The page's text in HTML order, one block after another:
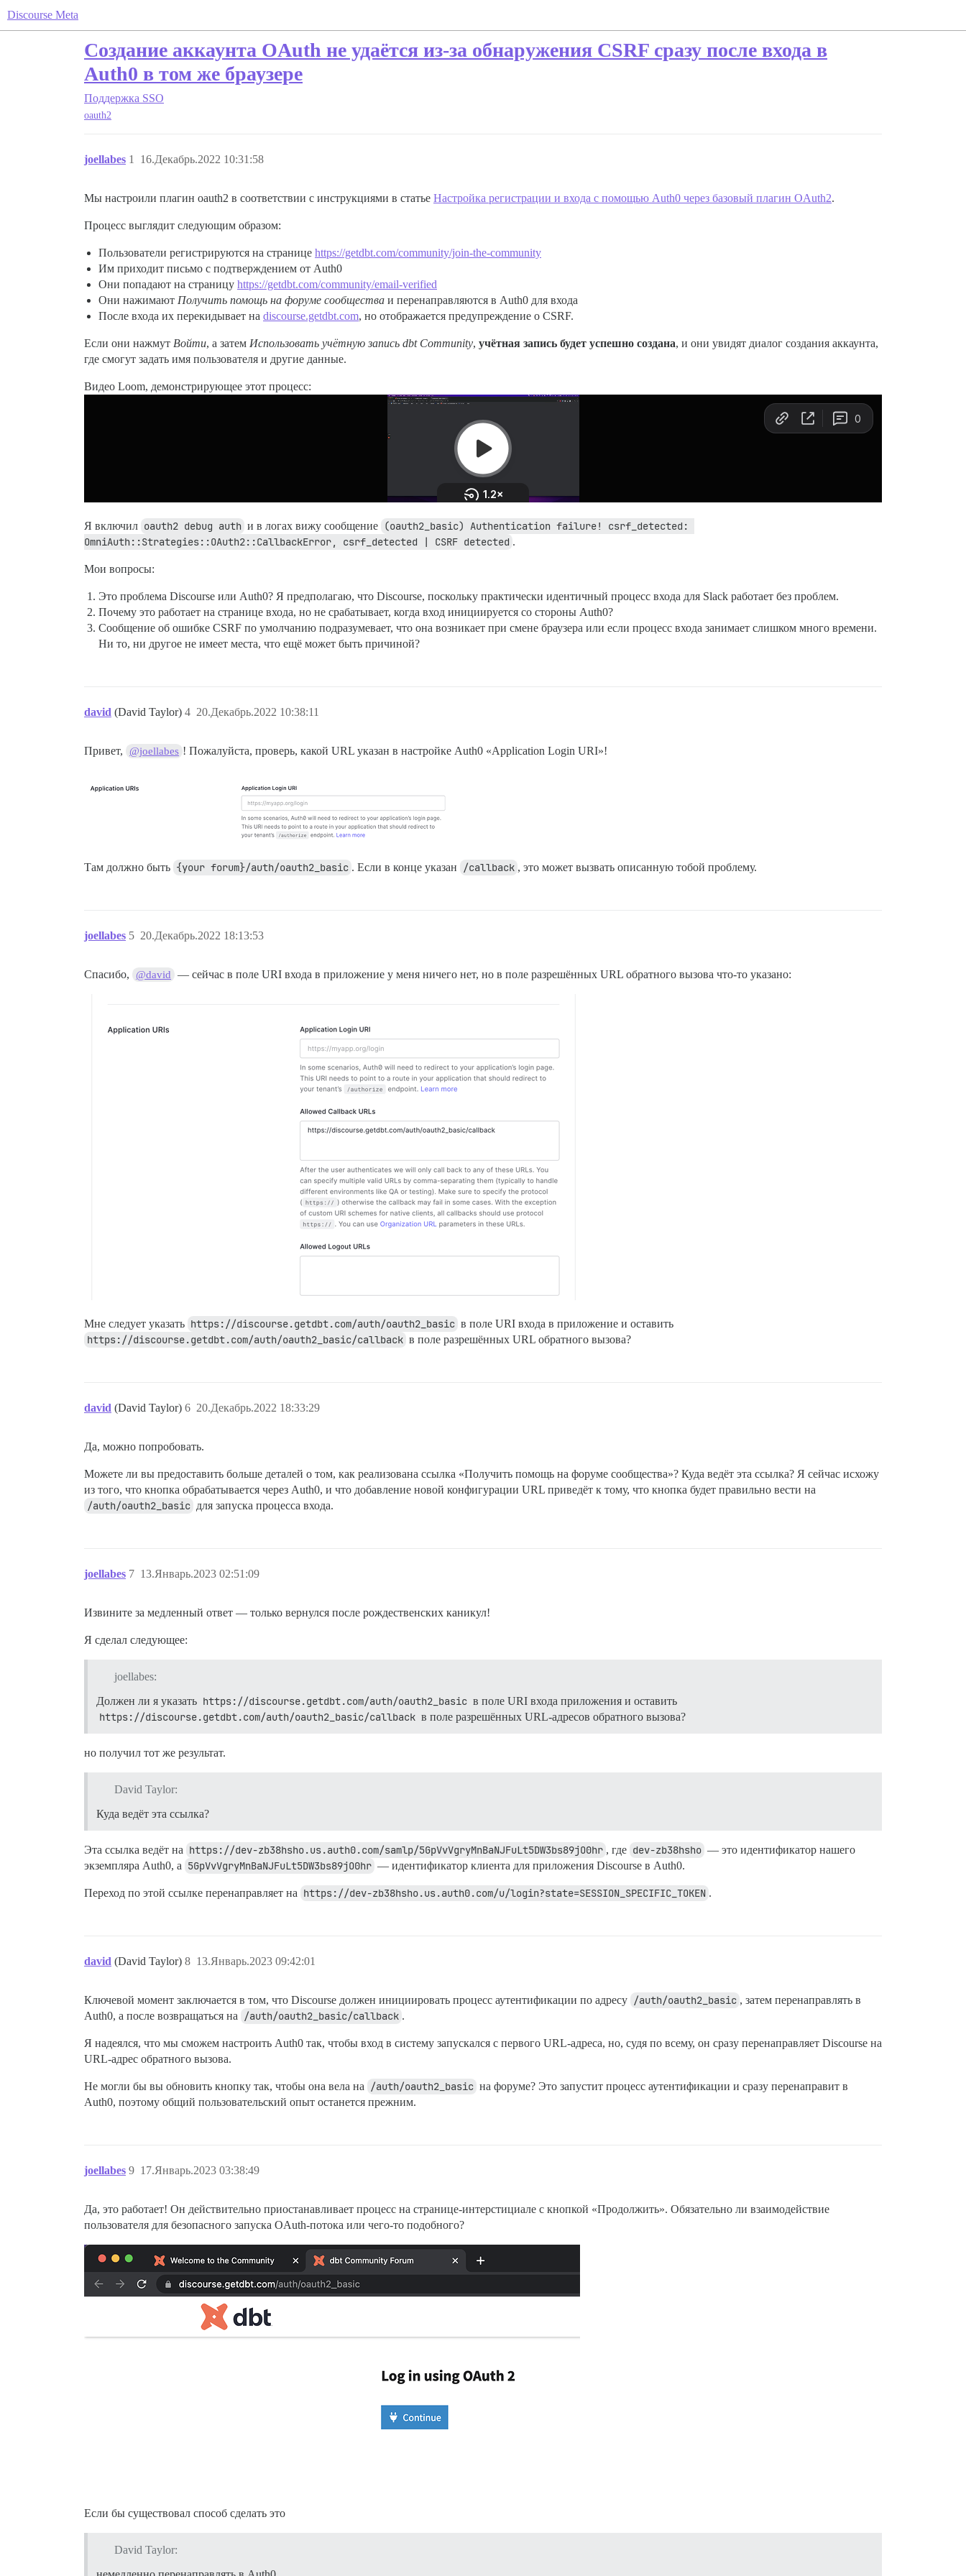
Discourse Meta
Создание аккаунта OAuth не удаётся из-за обнаружения CSRF сразу после входа в
Auth0 в том же браузере
Поддержка SSO
oauth2
joellabes 16.Декабрь.2022 10:31:58
1
Мы настроили плагин oauth2 в соответствии с инструкциями в статье Настройка регистрации и входа с помощью Auth0 через базовый плагин OAuth2.
Процесс выглядит следующим образом:
Пользователи регистрируются на странице https://getdbt.com/community/join-the-community
Им приходит письмо с подтверждением от Auth0
Они попадают на страницу https://getdbt.com/community/email-verified
Они нажимают Получить помощь на форуме сообщества и перенаправляются в Auth0 для входа
После входа их перекидывает на discourse.getdbt.com, но отображается предупреждение о CSRF.
Если они нажмут Войти, а затем Использовать учётную запись dbt Community, учётная запись будет успешно создана, и они увидят диалог создания аккаунта,
где смогут задать имя пользователя и другие данные.
Видео Loom, демонстрирующее этот процесс:
Я включил oauth2 debug auth и в логах вижу сообщение (oauth2_basic) Authentication failure! csrf_detected:
OmniAuth::Strategies::OAuth2::CallbackError, csrf_detected | CSRF detected .
Мои вопросы:
Это проблема Discourse или Auth0? Я предполагаю, что Discourse, поскольку практически идентичный процесс входа для Slack работает без проблем.
Почему это работает на странице входа, но не срабатывает, когда вход инициируется со стороны Auth0?
Сообщение об ошибке CSRF по умолчанию подразумевает, что она возникает при смене браузера или если процесс входа занимает слишком много времени.
Ни то, ни другое не имеет места, что ещё может быть причиной?
david (David Taylor) 20.Декабрь.2022 10:38:11
4
Привет, @joellabes ! Пожалуйста, проверь, какой URL указан в настройке Auth0 «Application Login URI»!
Там должно быть {your forum}/auth/oauth2_basic . Если в конце указан /callback , это может вызвать описанную тобой проблему.
joellabes 20.Декабрь.2022 18:13:53
5
Спасибо, @david — сейчас в поле URI входа в приложение у меня ничего нет, но в поле разрешённых URL обратного вызова что-то указано:
Мне следует указать https://discourse.getdbt.com/auth/oauth2_basic в поле URI входа в приложение и оставить
https://discourse.getdbt.com/auth/oauth2_basic/callback в поле разрешённых URL обратного вызова?
david (David Taylor) 20.Декабрь.2022 18:33:29
6
Да, можно попробовать.
Можете ли вы предоставить больше деталей о том, как реализована ссылка «Получить помощь на форуме сообщества»? Куда ведёт эта ссылка? Я сейчас исхожу
из того, что кнопка обрабатывается через Auth0, и что добавление новой конфигурации URL приведёт к тому, что кнопка будет правильно вести на
/auth/oauth2_basic для запуска процесса входа.
joellabes 13.Январь.2023 02:51:09
7
Извините за медленный ответ — только вернулся после рождественских каникул!
Я сделал следующее:
joellabes:
Должен ли я указать https://discourse.getdbt.com/auth/oauth2_basic в поле URI входа приложения и оставить
https://discourse.getdbt.com/auth/oauth2_basic/callback в поле разрешённых URL-адресов обратного вызова?
но получил тот же результат.
David Taylor:
Куда ведёт эта ссылка?
Эта ссылка ведёт на https://dev-zb38hsho.us.auth0.com/samlp/5GpVvVgryMnBaNJFuLt5DW3bs89jO0hr , где dev-zb38hsho — это идентификатор нашего
экземпляра Auth0, а 5GpVvVgryMnBaNJFuLt5DW3bs89jO0hr — идентификатор клиента для приложения Discourse в Auth0.
Переход по этой ссылке перенаправляет на https://dev-zb38hsho.us.auth0.com/u/login?state=SESSION_SPECIFIC_TOKEN .
david (David Taylor) 13.Январь.2023 09:42:01
8
Ключевой момент заключается в том, что Discourse должен инициировать процесс аутентификации по адресу /auth/oauth2_basic , затем перенаправлять в
Auth0, а после возвращаться на
/auth/oauth2_basic/callback .
Я надеялся, что мы сможем настроить Auth0 так, чтобы вход в систему запускался с первого URL-адреса, но, судя по всему, он сразу перенаправляет Discourse на
URL-адрес обратного вызова.
Не могли бы вы обновить кнопку так, чтобы она вела на /auth/oauth2_basic на форуме? Это запустит процесс аутентификации и сразу перенаправит в
Auth0, поэтому общий пользовательский опыт останется прежним.
joellabes 17.Январь.2023 03:38:49
9
Да, это работает! Он действительно приостанавливает процесс на странице-интерстициале с кнопкой «Продолжить». Обязательно ли взаимодействие
пользователя для безопасного запуска OAuth-потока или чего-то подобного?
Если бы существовал способ сделать это
David Taylor: